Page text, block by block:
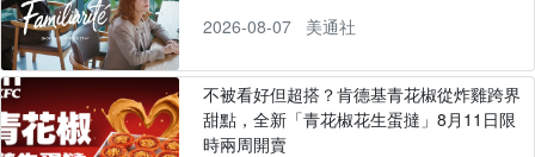
2026-08-07
美通社
不被看好但超搭？肯德基青花椒從炸雞跨界
甜點，全新「青花椒花生蛋撻」8月11日限
時兩周開賣